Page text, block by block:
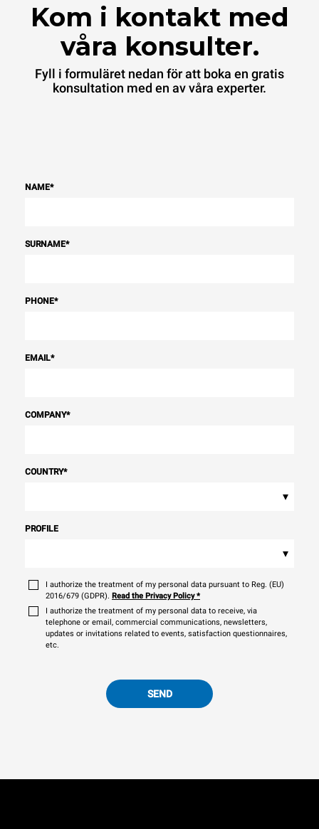
Kom i kontakt med
våra konsulter.
Fyll i formuläret nedan för att boka en gratis
konsultation med en av våra experter.
NAME*
SURNAME*
PHONE*
EMAIL*
COMPANY*
COUNTRY*
▾
PROFILE
▾
I authorize the treatment of my personal data pursuant to Reg. (EU)
2016/679 (GDPR). Read the Privacy Policy*
I authorize the treatment of my personal data to receive, via
telephone or email, commercial communications, newsletters,
updates or invitations related to events, satisfaction questionnaires,
etc.
SEND